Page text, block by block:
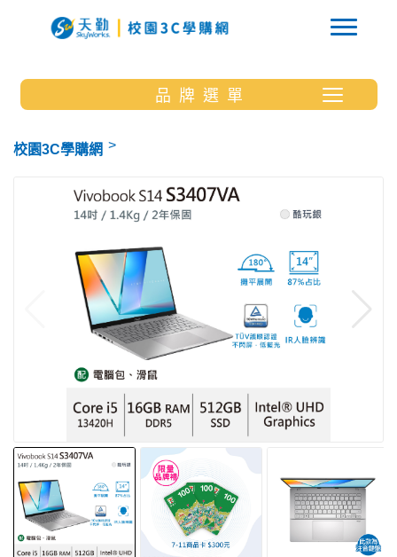
品 牌 選 單
校園3C學購網